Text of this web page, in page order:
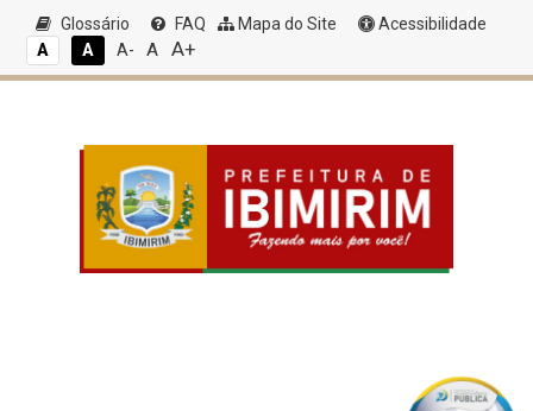
Glossário FAQ Mapa do Site
Acessibilidade
A
A A- A A+